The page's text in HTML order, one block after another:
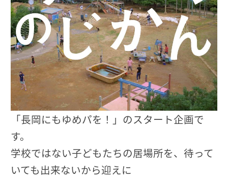
「長岡にもゆめパを！」のスタート企画で
す。
学校ではない子どもたちの居場所を、待って
いても出来ないから迎えに